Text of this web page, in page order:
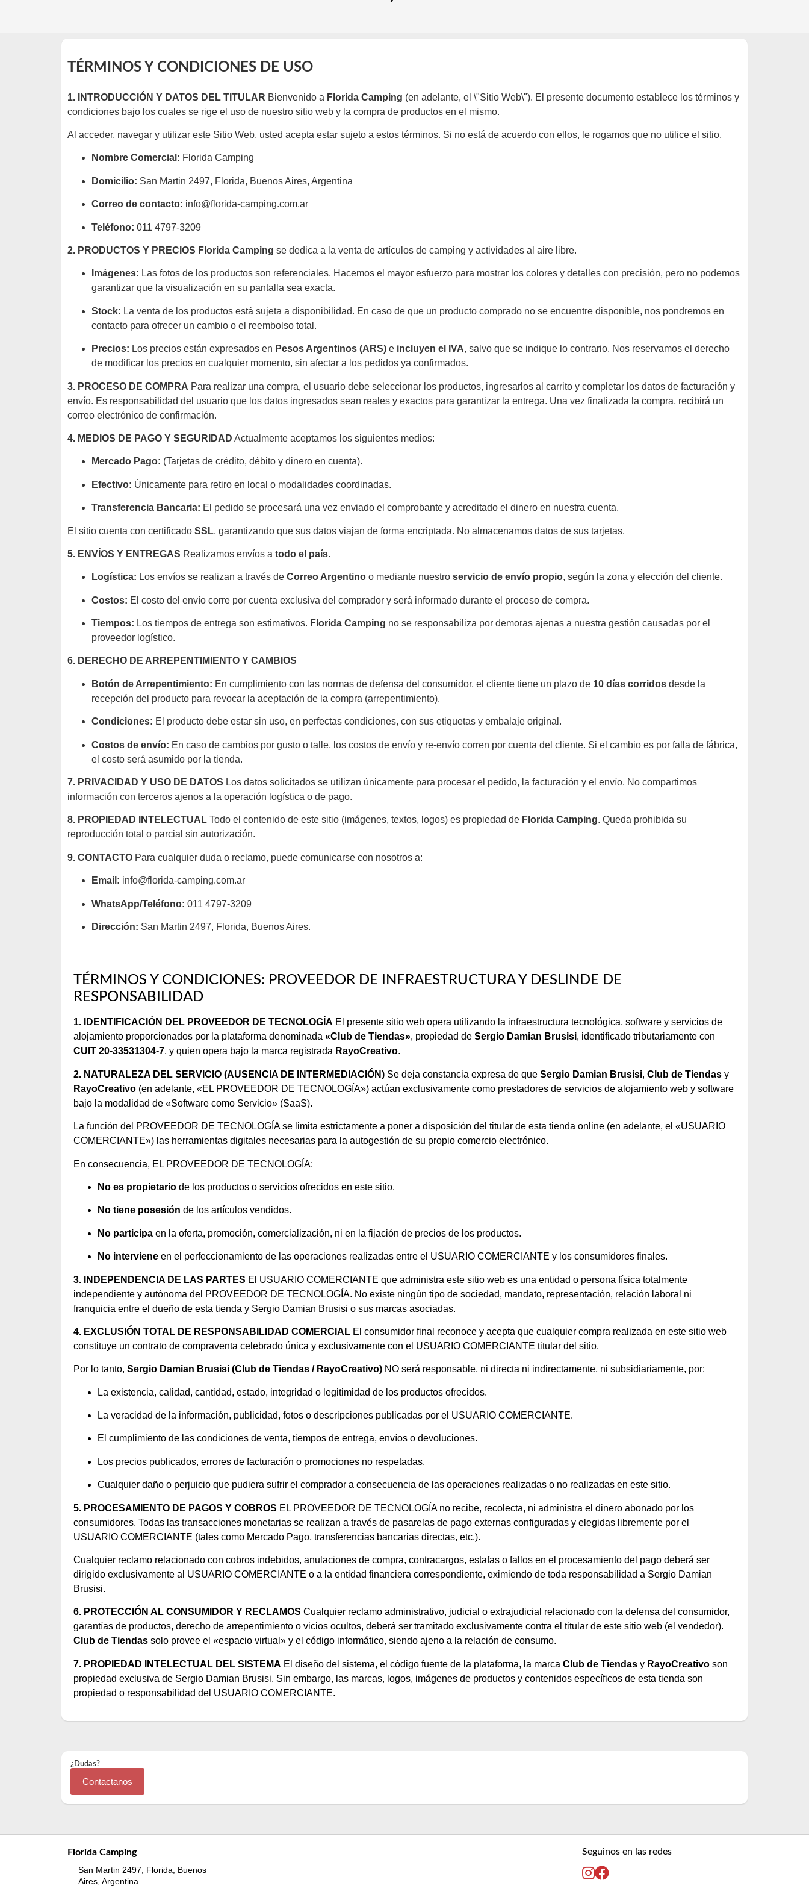
TÉRMINOS Y CONDICIONES DE USO
1. INTRODUCCIÓN Y DATOS DEL TITULAR Bienvenido a Florida Camping (en adelante, el \"Sitio Web\"). El presente documento establece los términos y
condiciones bajo los cuales se rige el uso de nuestro sitio web y la compra de productos en el mismo.
Al acceder, navegar y utilizar este Sitio Web, usted acepta estar sujeto a estos términos. Si no está de acuerdo con ellos, le rogamos que no utilice el sitio.
Nombre Comercial: Florida Camping
Domicilio: San Martin 2497, Florida, Buenos Aires, Argentina
Correo de contacto: info@florida-camping.com.ar
Teléfono: 011 4797-3209
2. PRODUCTOS Y PRECIOS Florida Camping se dedica a la venta de artículos de camping y actividades al aire libre.
Imágenes: Las fotos de los productos son referenciales. Hacemos el mayor esfuerzo para mostrar los colores y detalles con precisión, pero no podemos
garantizar que la visualización en su pantalla sea exacta.
Stock: La venta de los productos está sujeta a disponibilidad. En caso de que un producto comprado no se encuentre disponible, nos pondremos en
contacto para ofrecer un cambio o el reembolso total.
Precios: Los precios están expresados en Pesos Argentinos (ARS) e incluyen el IVA, salvo que se indique lo contrario. Nos reservamos el derecho
de modificar los precios en cualquier momento, sin afectar a los pedidos ya confirmados.
3. PROCESO DE COMPRA Para realizar una compra, el usuario debe seleccionar los productos, ingresarlos al carrito y completar los datos de facturación y
envío. Es responsabilidad del usuario que los datos ingresados sean reales y exactos para garantizar la entrega. Una vez finalizada la compra, recibirá un
correo electrónico de confirmación.
4. MEDIOS DE PAGO Y SEGURIDAD Actualmente aceptamos los siguientes medios:
Mercado Pago: (Tarjetas de crédito, débito y dinero en cuenta).
Efectivo: Únicamente para retiro en local o modalidades coordinadas.
Transferencia Bancaria: El pedido se procesará una vez enviado el comprobante y acreditado el dinero en nuestra cuenta.
El sitio cuenta con certificado SSL, garantizando que sus datos viajan de forma encriptada. No almacenamos datos de sus tarjetas.
5. ENVÍOS Y ENTREGAS Realizamos envíos a todo el país.
Logística: Los envíos se realizan a través de Correo Argentino o mediante nuestro servicio de envío propio, según la zona y elección del cliente.
Costos: El costo del envío corre por cuenta exclusiva del comprador y será informado durante el proceso de compra.
Tiempos: Los tiempos de entrega son estimativos. Florida Camping no se responsabiliza por demoras ajenas a nuestra gestión causadas por el
proveedor logístico.
6. DERECHO DE ARREPENTIMIENTO Y CAMBIOS
Botón de Arrepentimiento: En cumplimiento con las normas de defensa del consumidor, el cliente tiene un plazo de 10 días corridos desde la
recepción del producto para revocar la aceptación de la compra (arrepentimiento).
Condiciones: El producto debe estar sin uso, en perfectas condiciones, con sus etiquetas y embalaje original.
Costos de envío: En caso de cambios por gusto o talle, los costos de envío y re-envío corren por cuenta del cliente. Si el cambio es por falla de fábrica,
el costo será asumido por la tienda.
7. PRIVACIDAD Y USO DE DATOS Los datos solicitados se utilizan únicamente para procesar el pedido, la facturación y el envío. No compartimos
información con terceros ajenos a la operación logística o de pago.
8. PROPIEDAD INTELECTUAL Todo el contenido de este sitio (imágenes, textos, logos) es propiedad de Florida Camping. Queda prohibida su
reproducción total o parcial sin autorización.
9. CONTACTO Para cualquier duda o reclamo, puede comunicarse con nosotros a:
Email: info@florida-camping.com.ar
WhatsApp/Teléfono: 011 4797-3209
Dirección: San Martin 2497, Florida, Buenos Aires.
TÉRMINOS Y CONDICIONES: PROVEEDOR DE INFRAESTRUCTURA Y DESLINDE DE
RESPONSABILIDAD
1. IDENTIFICACIÓN DEL PROVEEDOR DE TECNOLOGÍA El presente sitio web opera utilizando la infraestructura tecnológica, software y servicios de
alojamiento proporcionados por la plataforma denominada «Club de Tiendas», propiedad de Sergio Damian Brusisi, identificado tributariamente con
CUIT 20-33531304-7, y quien opera bajo la marca registrada RayoCreativo.
2. NATURALEZA DEL SERVICIO (AUSENCIA DE INTERMEDIACIÓN) Se deja constancia expresa de que Sergio Damian Brusisi, Club de Tiendas y
RayoCreativo (en adelante, «EL PROVEEDOR DE TECNOLOGÍA») actúan exclusivamente como prestadores de servicios de alojamiento web y software
bajo la modalidad de «Software como Servicio» (SaaS).
La función del PROVEEDOR DE TECNOLOGÍA se limita estrictamente a poner a disposición del titular de esta tienda online (en adelante, el «USUARIO
COMERCIANTE») las herramientas digitales necesarias para la autogestión de su propio comercio electrónico.
En consecuencia, EL PROVEEDOR DE TECNOLOGÍA:
No es propietario de los productos o servicios ofrecidos en este sitio.
No tiene posesión de los artículos vendidos.
No participa en la oferta, promoción, comercialización, ni en la fijación de precios de los productos.
No interviene en el perfeccionamiento de las operaciones realizadas entre el USUARIO COMERCIANTE y los consumidores finales.
3. INDEPENDENCIA DE LAS PARTES El USUARIO COMERCIANTE que administra este sitio web es una entidad o persona física totalmente
independiente y autónoma del PROVEEDOR DE TECNOLOGÍA. No existe ningún tipo de sociedad, mandato, representación, relación laboral ni
franquicia entre el dueño de esta tienda y Sergio Damian Brusisi o sus marcas asociadas.
4. EXCLUSIÓN TOTAL DE RESPONSABILIDAD COMERCIAL El consumidor final reconoce y acepta que cualquier compra realizada en este sitio web
constituye un contrato de compraventa celebrado única y exclusivamente con el USUARIO COMERCIANTE titular del sitio.
Por lo tanto, Sergio Damian Brusisi (Club de Tiendas / RayoCreativo) NO será responsable, ni directa ni indirectamente, ni subsidiariamente, por:
La existencia, calidad, cantidad, estado, integridad o legitimidad de los productos ofrecidos.
La veracidad de la información, publicidad, fotos o descripciones publicadas por el USUARIO COMERCIANTE.
El cumplimiento de las condiciones de venta, tiempos de entrega, envíos o devoluciones.
Los precios publicados, errores de facturación o promociones no respetadas.
Cualquier daño o perjuicio que pudiera sufrir el comprador a consecuencia de las operaciones realizadas o no realizadas en este sitio.
5. PROCESAMIENTO DE PAGOS Y COBROS EL PROVEEDOR DE TECNOLOGÍA no recibe, recolecta, ni administra el dinero abonado por los
consumidores. Todas las transacciones monetarias se realizan a través de pasarelas de pago externas configuradas y elegidas libremente por el
USUARIO COMERCIANTE (tales como Mercado Pago, transferencias bancarias directas, etc.).
Cualquier reclamo relacionado con cobros indebidos, anulaciones de compra, contracargos, estafas o fallos en el procesamiento del pago deberá ser
dirigido exclusivamente al USUARIO COMERCIANTE o a la entidad financiera correspondiente, eximiendo de toda responsabilidad a Sergio Damian
Brusisi.
6. PROTECCIÓN AL CONSUMIDOR Y RECLAMOS Cualquier reclamo administrativo, judicial o extrajudicial relacionado con la defensa del consumidor,
garantías de productos, derecho de arrepentimiento o vicios ocultos, deberá ser tramitado exclusivamente contra el titular de este sitio web (el vendedor).
Club de Tiendas solo provee el «espacio virtual» y el código informático, siendo ajeno a la relación de consumo.
7. PROPIEDAD INTELECTUAL DEL SISTEMA El diseño del sistema, el código fuente de la plataforma, la marca Club de Tiendas y RayoCreativo son
propiedad exclusiva de Sergio Damian Brusisi. Sin embargo, las marcas, logos, imágenes de productos y contenidos específicos de esta tienda son
propiedad o responsabilidad del USUARIO COMERCIANTE.
¿Dudas?
Contactanos
Florida Camping
San Martin 2497, Florida, Buenos
Aires, Argentina
Seguinos en las redes